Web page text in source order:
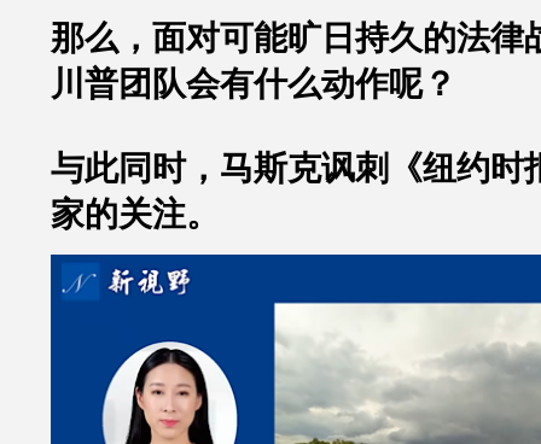
那么，面对可能旷日持久的法律
川普团队会有什么动作呢？
与此同时，马斯克讽刺《纽约时
家的关注。